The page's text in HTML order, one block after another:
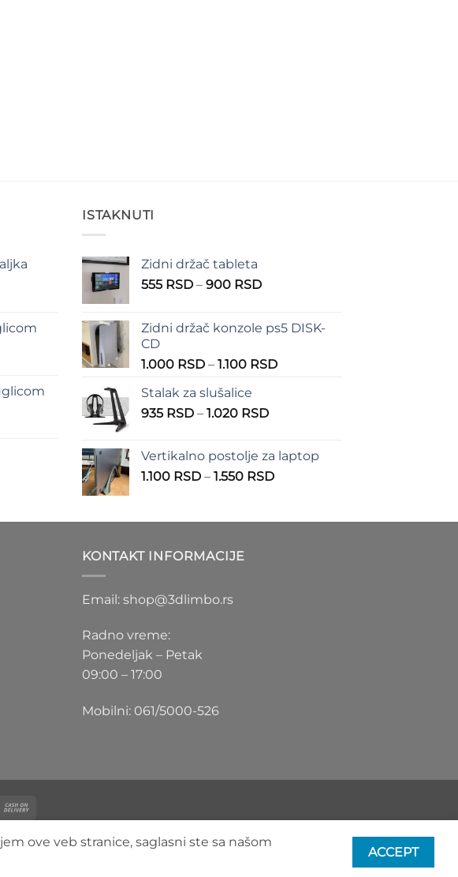
RSD
ISTAKNUTI
Zidni držač tableta
555 RSD – 900 RSDRaspon
555 RSD
900 RSD
Zidni držač konzole ps5 DISK-
CD
1.000 RSD – 1.100 RSDRaspon
Stalak za slušalice
935 RSD – 1.020 RSDRaspon
935 RSD
do
Vertikalno postolje za laptop
1.100 RSD – 1.550 RSDRaspon
1.100 RSD
KONTAKT INFORMACIJE
Email: shop@3dlimbo.rs
Radno vreme:
Ponedeljak – Petak
09:00 – 17:00
Mobilni: 061/5000-526
On
Delivery
ove veb stranice, saglasni ste sa našom
ACCEPT